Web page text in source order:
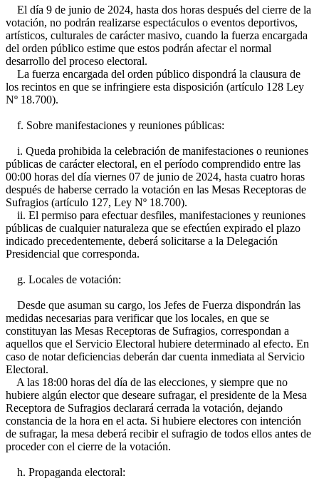
El día 9 de junio de 2024, hasta dos horas después del cierre de la
votación, no podrán realizarse espectáculos o eventos deportivos,
artísticos, culturales de carácter masivo, cuando la fuerza encargada
del orden público estime que estos podrán afectar el normal
desarrollo del proceso electoral.
La fuerza encargada del orden público dispondrá la clausura de
los recintos en que se infringiere esta disposición (artículo 128 Ley
Nº 18.700).
f. Sobre manifestaciones y reuniones públicas:
i. Queda prohibida la celebración de manifestaciones o reuniones
públicas de carácter electoral, en el período comprendido entre las
00:00 horas del día viernes 07 de junio de 2024, hasta cuatro horas
después de haberse cerrado la votación en las Mesas Receptoras de
Sufragios (artículo 127, Ley Nº 18.700).
ii. El permiso para efectuar desfiles, manifestaciones y reuniones
públicas de cualquier naturaleza que se efectúen expirado el plazo
indicado precedentemente, deberá solicitarse a la Delegación
Presidencial que corresponda.
g. Locales de votación:
Desde que asuman su cargo, los Jefes de Fuerza dispondrán las
medidas necesarias para verificar que los locales, en que se
constituyan las Mesas Receptoras de Sufragios, correspondan a
aquellos que el Servicio Electoral hubiere determinado al efecto. En
caso de notar deficiencias deberán dar cuenta inmediata al Servicio
Electoral.
A las 18:00 horas del día de las elecciones, y siempre que no
hubiere algún elector que deseare sufragar, el presidente de la Mesa
Receptora de Sufragios declarará cerrada la votación, dejando
constancia de la hora en el acta. Si hubiere electores con intención
de sufragar, la mesa deberá recibir el sufragio de todos ellos antes de
proceder con el cierre de la votación.
h. Propaganda electoral: